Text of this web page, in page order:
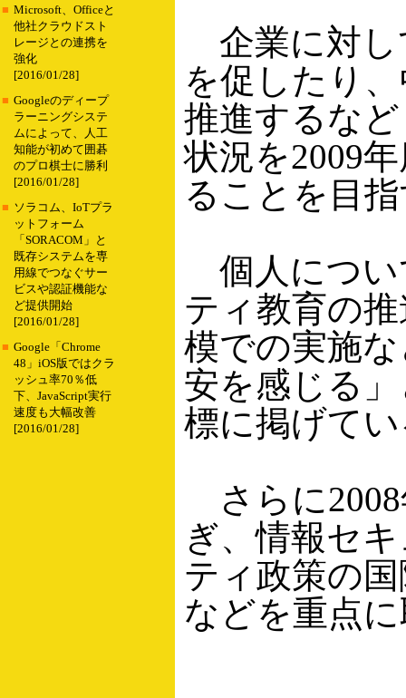
■ Microsoft、Officeと
他社クラウドスト
レージとの連携を
強化
[2016/01/28]
■ Googleのディープ
ラーニングシステ
ムによって、人工
知能が初めて囲碁
のプロ棋士に勝利
[2016/01/28]
■ ソラコム、IoTプラ
ットフォーム
「SORACOM」と
既存システムを専
用線でつなぐサー
ビスや認証機能な
ど提供開始
[2016/01/28]
■ Google「Chrome
48」iOS版ではクラ
ッシュ率70％低
下、JavaScript実行
速度も大幅改善
[2016/01/28]
企業に対し
を促したり
推進するな
状況を2009
ることを目
個人につい
ティ教育の
模での実施
安を感じる
標に掲げて
さらに2008
ぎ、情報セ
ティ政策の
などを重点